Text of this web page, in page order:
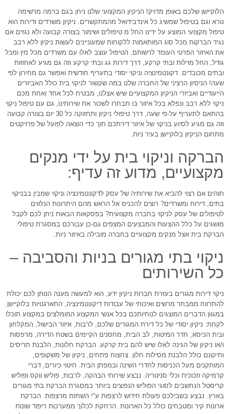
הלוקיישן שלכם באופן מדויק! הניקיון המקצועי שלנו ניחן בגם ברמה מרשימה
נורא וגם בטיפול שמשיג כל אינדבידואל מהמתקשרים. ניקיון משרדים ודירות הוא
טיפול מקצועי המוצע על ידינו החל מ טיפולים ושימור בצורה קבועה ולא נגזים אם
נגיד הברקות מכל סוג המותאמות ללקוחות שמעוניינים לעשות ניקיון ללא רבב
את האיזור הפרטי העומד לרשותם. הטיפול עוצב לאלו עם משרדים מכל מין ומכל
גודל, החל מוילות ובתי קרקע, דרך דירות גג ובתי קרקע וזה גם מגיע לאחוזות
ובתים מכובדים. דקונטמינציה וניקוי יסודי בתעריף חודשית ואפשר גם מחירון לפי
שעה! הניסיון הרציני של החברה שלנו במה שקשור לניקוי בית כולל האביזרים
הייעודיים ואביזרי הניקיון המקצועיים שיש אצלנו, מבטיח לכל אחד ואחת מכם
ניקוי ללא רבב ונפלא בכל איזור בו תבחרו לשכור את שירותינו, גם עם טיפול ניקוי
בהתאם לתעריף על-פי שעה, דרך טיפולי ניקיון ותחזוקה כל 30 יום בצורה קבועה
וזה גם מגיע לסיוע בניקוי של איזור דירתכם תוך כדי הוצאה לפועל של פרויקטים
מתחום הניקיון בלוקיישן בעיר ניות.
הברקה וניקוי בית על ידי מנקים
מקצועיים, מדוע זה עדיף:
תוהים אם רצוי להביא את שירותיה של עסק לדקונטמינציה וניקוי שמבין בבניקוי
בתים, דירות ומשרדים? רוצים להכניס אל הראש מהם היתרונות הנלווים
לטיפולים של עסק לניקוי בחברה מקצועית? בפסקאות הבאות ניתן לכם לקבל
מושגים על כלל ההצעות והמבצעים המצפים גם-כן עבורכם במסגרת טיפולי
הברקת בית אצל מנקים מקצועיים בחברה מובילה באיזור ניות.
ניקוי בתי מגורים בניות והסביבה –
כל השירותים
ניקוי דירות מגורים בעזרת חברות ניקיון ידע, הוא למעשה מענה הנותן לכם יכולת
להתרווח ממבחר מרשים ואיכותי של עבודות דיקונטמינציה, התארגנויות בלוקיישן.
במגוון הדברים המוצגים לנוחיותכם בכל אנשי המקצוע המומלצים במקצוע תוכלו
לקחת: ניקיון יסודי של כל דירת המגורים שלכם, לרבות, איזור הבישול, המקלחון
ובית הכיסא, חדר המיטות, לב הבית, מחסנים הקיימים בשטח הדירה, מרפסות
ו/או ניקיון של הגינה לאלו שיש להם בית קרקע. הברקת חלונות, הלבנת תריסים
ותיקונם כולל הלבנת מסילות חלון. צחצוח פתחים, ניקיון של משקופים,
המותקנים מעל הכניסות לחדרי השינה ובמפתן הבית. חיטוי כיורים, דברי
קרמיקה וזכוכית וכלי סניטריה. נבצע שירותי הבהקה, לרבות, פוליש ווקס ופוליש
קריסטל הנחשבים לסוגי הפוליש הנפוצים ביותר במסגרת הברקת בתי מגורים
בארץ. נבצע בשבילכם פעולת חידוש לרצפות ע"י השחזת מרצפות. הברקת
ארונות קיר ומטבחים כולל כל הארונות. הרחקת לכלוך ממערכות ריפוד שונות